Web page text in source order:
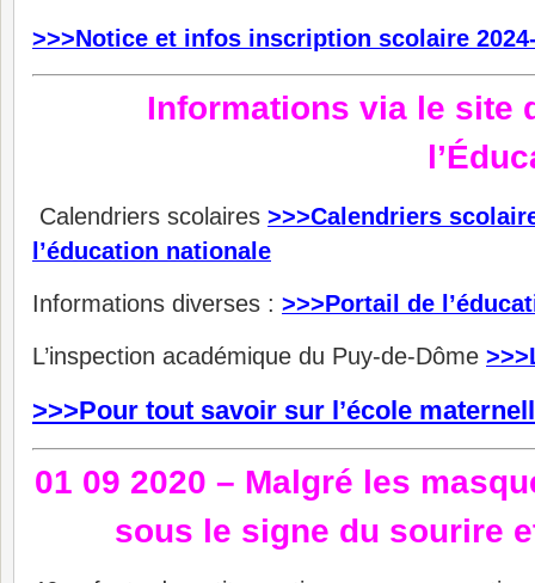
>>>Notice et infos inscription scolaire
Informations via le site
Calendriers scolaires >>>Calendriers
l’éducation nationale
Informations diverses : >>>Portail de
L’inspection académique du Puy-de-Dôme
>>>Pour tout savoir sur l’école
01 09 2020 – Malgré les
sous le signe du sourire